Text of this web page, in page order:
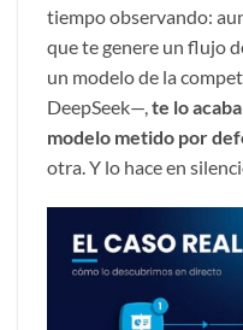
tiempo observando:
que te genere un flujo
un modelo de la
DeepSeek—,te lo
modelo metido por
otra. Y lo hace en